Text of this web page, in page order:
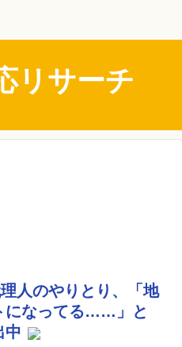
リサーチ
人のやりとり、「地
になってる……」と
中